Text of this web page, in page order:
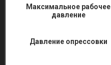
Максимальное рабочее
давление
Давление опрессовки